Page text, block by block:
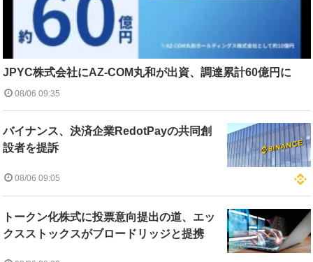
JPYC株式会社にAZ-COM丸和が出資、調達累計60億円に
08/06 09:35
バイナンス、決済企業RedotPayの共同創
設者を提訴
08/06 09:05
トークン化株式に投票意向提出の道、エッ
クスストックスがブロードリッジと提携